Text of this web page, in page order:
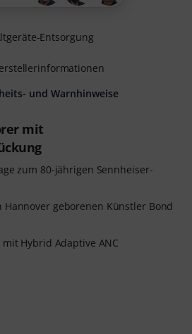
mit
zum 80-jährigen Sennheiser-
Hannover geborenen Künstler Bond
Hybrid Adaptive ANC
Entsorgung
und Warnhinweise